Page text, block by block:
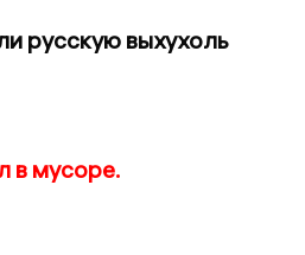
русскую выхухоль
в мусоре.